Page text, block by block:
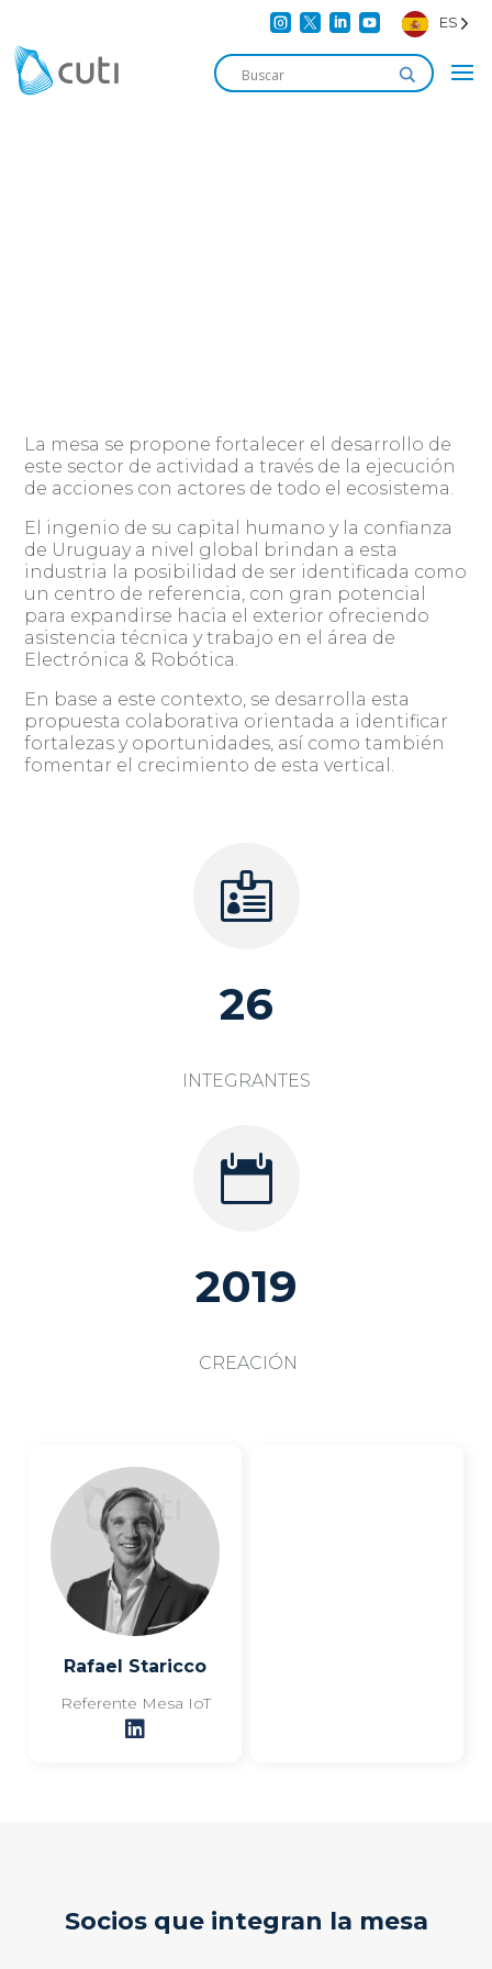
    ES
La mesa se propone fortalecer el desarrollo de
este sector de actividad a través de la ejecución
de acciones con actores de todo el ecosistema.
El ingenio de su capital humano y la confianza
de Uruguay a nivel global brindan a esta
industria la posibilidad de ser identificada como
un centro de referencia, con gran potencial
para expandirse hacia el exterior ofreciendo
asistencia técnica y trabajo en el área de
Electrónica & Robótica.
En base a este contexto, se desarrolla esta
propuesta colaborativa orientada a identificar
fortalezas y oportunidades, así como también
fomentar el crecimiento de esta vertical.

26
INTEGRANTES

2019
CREACIÓN
Rafael Staricco
Referente Mesa IoT
Socios que integran la mesa